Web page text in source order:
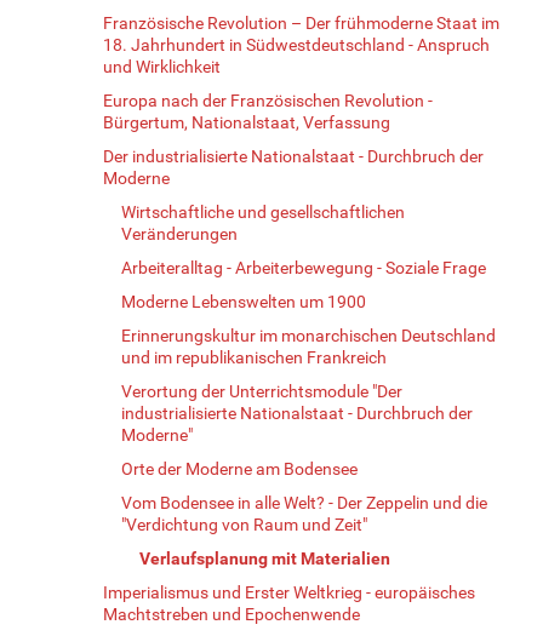
Französische Revolution – Der frühmoderne Staat im
18. Jahrhundert in Südwestdeutschland - Anspruch
und Wirklichkeit
Europa nach der Französischen Revolution -
Bürgertum, Nationalstaat, Verfassung
Der industrialisierte Nationalstaat - Durchbruch der
Moderne
Wirtschaftliche und gesellschaftlichen
Veränderungen
Arbeiteralltag - Arbeiterbewegung - Soziale Frage
Moderne Lebenswelten um 1900
Erinnerungskultur im monarchischen Deutschland
und im republikanischen Frankreich
Verortung der Unterrichtsmodule "Der
industrialisierte Nationalstaat - Durchbruch der
Moderne"
Orte der Moderne am Bodensee
Vom Bodensee in alle Welt? - Der Zeppelin und die
"Verdichtung von Raum und Zeit"
Verlaufsplanung mit Materialien
Imperialismus und Erster Weltkrieg - europäisches
Machtstreben und Epochenwende